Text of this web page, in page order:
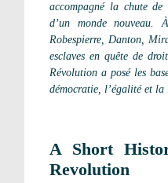
accompagné la chute
d’un monde nouveau.
Robespierre, Danton,
esclaves en quête de
Révolution a posé les
démocratie, l’égalité et la
A Short
Revolution